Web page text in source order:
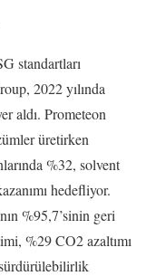
standartları
2022 yılında
aldı. Prometeon
üretirken
%32, solvent
hedefliyor.
%95,7’sinin geri
%29 CO2 azaltımı